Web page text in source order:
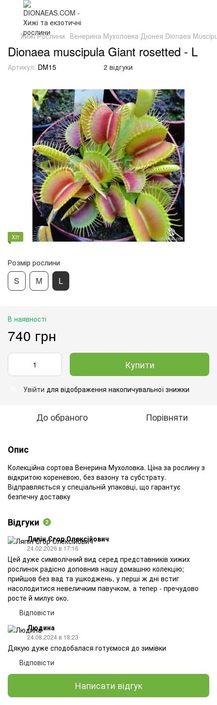
Хижі Рослини Венерина Мухоловка Діонея Dionaea
Dionaea muscipula Giant rosetted - L
Артикул: DM15 2 відгуки
Хіт
Розмір рослини
S M L
В наявності
740 грн
Купити
Увійти для відображення накопичувальної знижки
До обраного Порівняти
Опис
Колекційна сортова Венерина Мухоловка. Ціна за рослину з
відкритою кореневою, без вазону та субстрату.
Відправляється у спеціальній упаковці, що гарантує
безпечну доставку
Відгуки 2
Ляпін Єгор Олексійович
24.02.2026 в 17:16
Цей дуже символічний вид серед представників хижих
рослинок радісно доповнив нашу домашню колекцію;
прийшов без вад та ушкоджень, у перші ж дні встиг
насолодитися невеличким павучком, а тепер - пречудово
росте й милує око.
Відповісти
Людина
24.08.2024 в 18:23
Дякую дуже сподобалася готуємося до зимівки
Відповісти
Написати відгук